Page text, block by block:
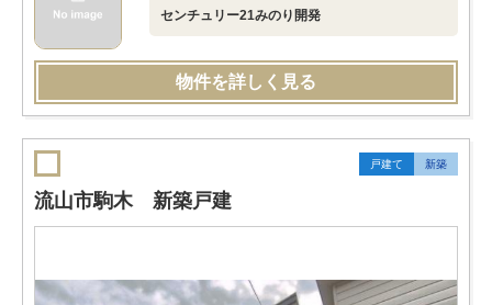
センチュリー21みのり開発
物件を詳しく見る
戸建て 新築
流山市駒木 新築戸建